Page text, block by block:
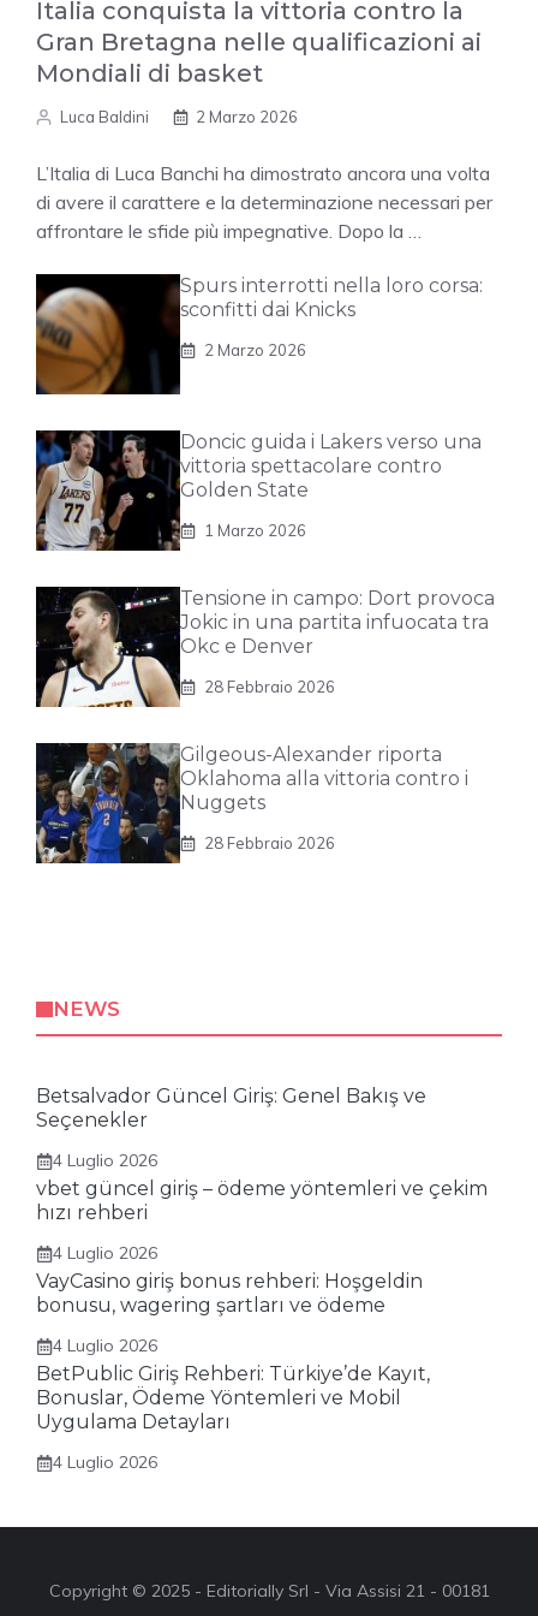
Italia conquista la vittoria contro la
Gran Bretagna nelle qualificazioni ai
Mondiali di basket
Luca Baldini 2 Marzo 2026
L’Italia di Luca Banchi ha dimostrato ancora una volta
di avere il carattere e la determinazione necessari per
affrontare le sfide più impegnative. Dopo la …
Spurs interrotti nella loro corsa:
sconfitti dai Knicks
2 Marzo 2026
Doncic guida i Lakers verso una
vittoria spettacolare contro
Golden State
1 Marzo 2026
Tensione in campo: Dort provoca
Jokic in una partita infuocata tra
Okc e Denver
28 Febbraio 2026
Gilgeous-Alexander riporta
Oklahoma alla vittoria contro i
Nuggets
28 Febbraio 2026
NEWS
Betsalvador Güncel Giriş: Genel Bakış ve
Seçenekler
4 Luglio 2026
vbet güncel giriş – ödeme yöntemleri ve çekim
hızı rehberi
4 Luglio 2026
VayCasino giriş bonus rehberi: Hoşgeldin
bonusu, wagering şartları ve ödeme
4 Luglio 2026
BetPublic Giriş Rehberi: Türkiye’de Kayıt,
Bonuslar, Ödeme Yöntemleri ve Mobil
Uygulama Detayları
4 Luglio 2026
Copyright © 2025 - Editorially Srl - Via Assisi 21 - 00181